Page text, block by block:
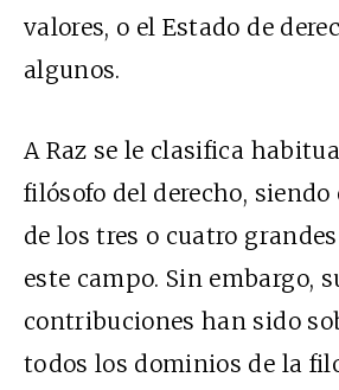
valores, o el Estado de
algunos.
A Raz se le clasifica
filósofo del derecho, siendo
de los tres o cuatro
este campo. Sin embargo,
contribuciones han sido
todos los dominios de la